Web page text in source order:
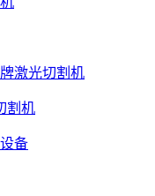
割机